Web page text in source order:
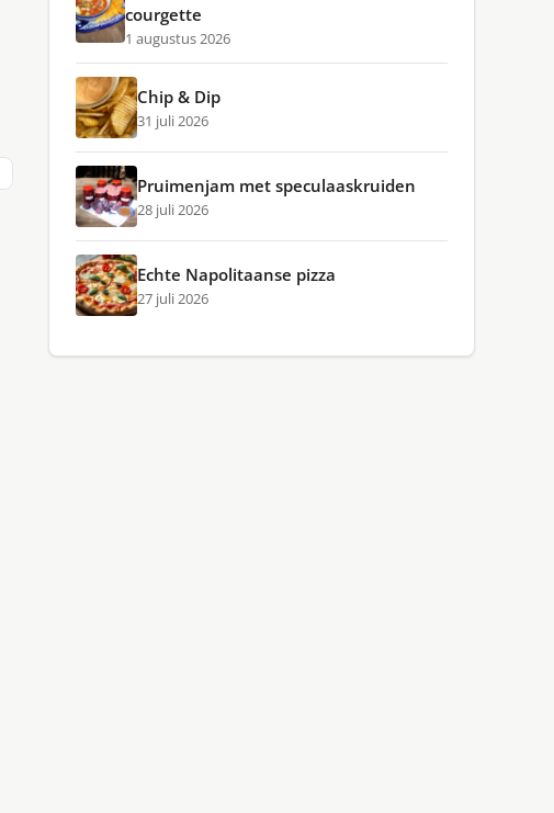
courgette
1 augustus 2026
Chip & Dip
31 juli 2026
Pruimenjam met speculaaskruiden
28 juli 2026
Echte Napolitaanse pizza
27 juli 2026